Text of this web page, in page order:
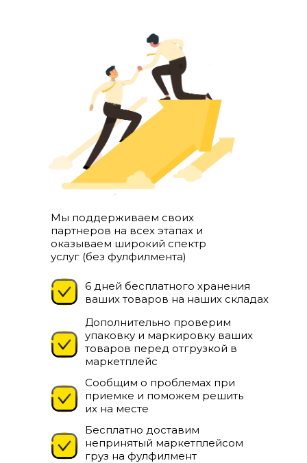
6 дней бесплатного хранения
ваших товаров на наших складах
Дополнительно проверим
упаковку и маркировку ваших
товаров перед отгрузкой в
маркетплейс
Сообщим о проблемах при
приемке и поможем решить
их на месте
Бесплатно доставим
непринятый маркетплейсом
груз на фулфилмент
Мы поддерживаем своих
партнеров на всех этапах и
оказываем широкий спектр
услуг (без фулфилмента)
Политика конфиденциальности
Публичная оферта фрахтования
Реферальная программа
Заказать звонок
119620, г. Москва, пр-кт
Солнцевский д. 11, помещ. 1/1
Дизайн от
КАРГО"
Подробные условия акции по телефону.
Акция ограничена.
+7 (961) 526-25-32 Бесплатная доставка
Хотите сэкономить на доставке сегодня?